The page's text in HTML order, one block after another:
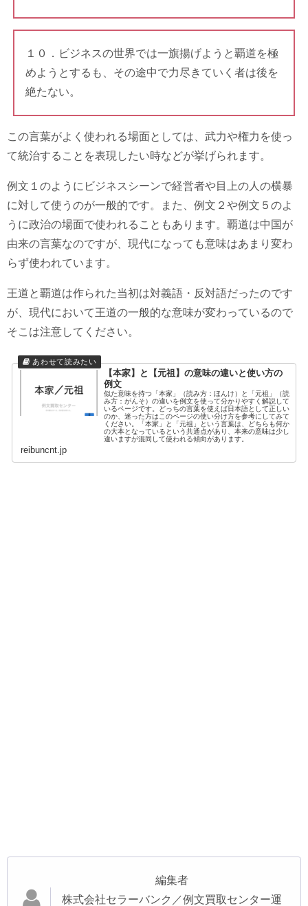
１０．ビジネスの世界では一旗揚げようと覇道を極
めようとするも、その途中で力尽きていく者は後を
絶たない。
この言葉がよく使われる場面としては、武力や権力を使っ
て統治することを表現したい時などが挙げられます。
例文１のようにビジネスシーンで経営者や目上の人の横暴
に対して使うのが一般的です。また、例文２や例文５のよ
うに政治の場面で使われることもあります。覇道は中国が
由来の言葉なのですが、現代になっても意味はあまり変わ
らず使われています。
王道と覇道は作られた当初は対義語・反対語だったのです
が、現代において王道の一般的な意味が変わっているので
そこは注意してください。
【本家】と【元祖】の意味の違いと使い方の
例文
似た意味を持つ「本家」（読み方：ほんけ）と「元祖」（読
み方：がんそ）の違いを例文を使って分かりやすく解説して
いるページです。どっちの言葉を使えば日本語として正しい
のか、迷った方はこのページの使い分け方を参考にしてみて
ください。「本家」と「元祖」という言葉は、どちらも何か
の大本となっているという共通点があり、本来の意味は少し
違いますが混同して使われる傾向があります。
reibuncnt.jp
編集者
株式会社セラーバンク／例文買取センター運